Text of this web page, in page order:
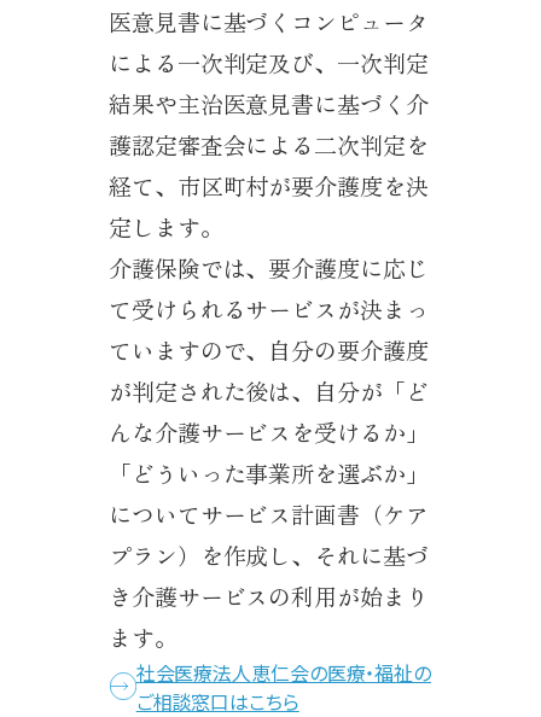
医意見書に基づくコンピュータ
による一次判定及び、一次判定
結果や主治医意見書に基づく介
護認定審査会による二次判定を
経て、市区町村が要介護度を決
定します。
介護保険では、要介護度に応じ
て受けられるサービスが決まっ
ていますので、自分の要介護度
が判定された後は、自分が「ど
んな介護サービスを受けるか」
「どういった事業所を選ぶか」
についてサービス計画書（ケア
プラン）を作成し、それに基づ
き介護サービスの利用が始まり
ます。
社会医療法人恵仁会の医療・福祉の
ご相談窓口はこちら